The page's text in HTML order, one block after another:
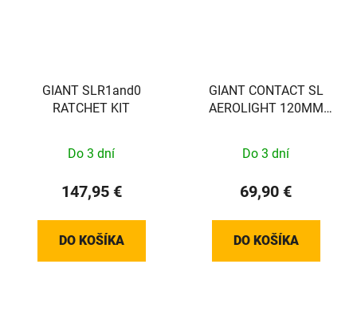
GIANT SLR1and0
RATCHET KIT
Do 3 dní
147,95 €
DO KOŠÍKA
GIANT CONTACT SL
AEROLIGHT 120MM
Do 3 dní
69,90 €
DO KOŠÍKA